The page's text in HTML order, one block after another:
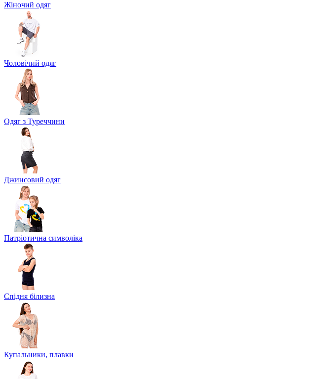
Жіночий одяг
Чоловічий одяг
Одяг з Туреччини
Джинсовий одяг
Патріотична символіка
Спідня білизна
Купальники, плавки